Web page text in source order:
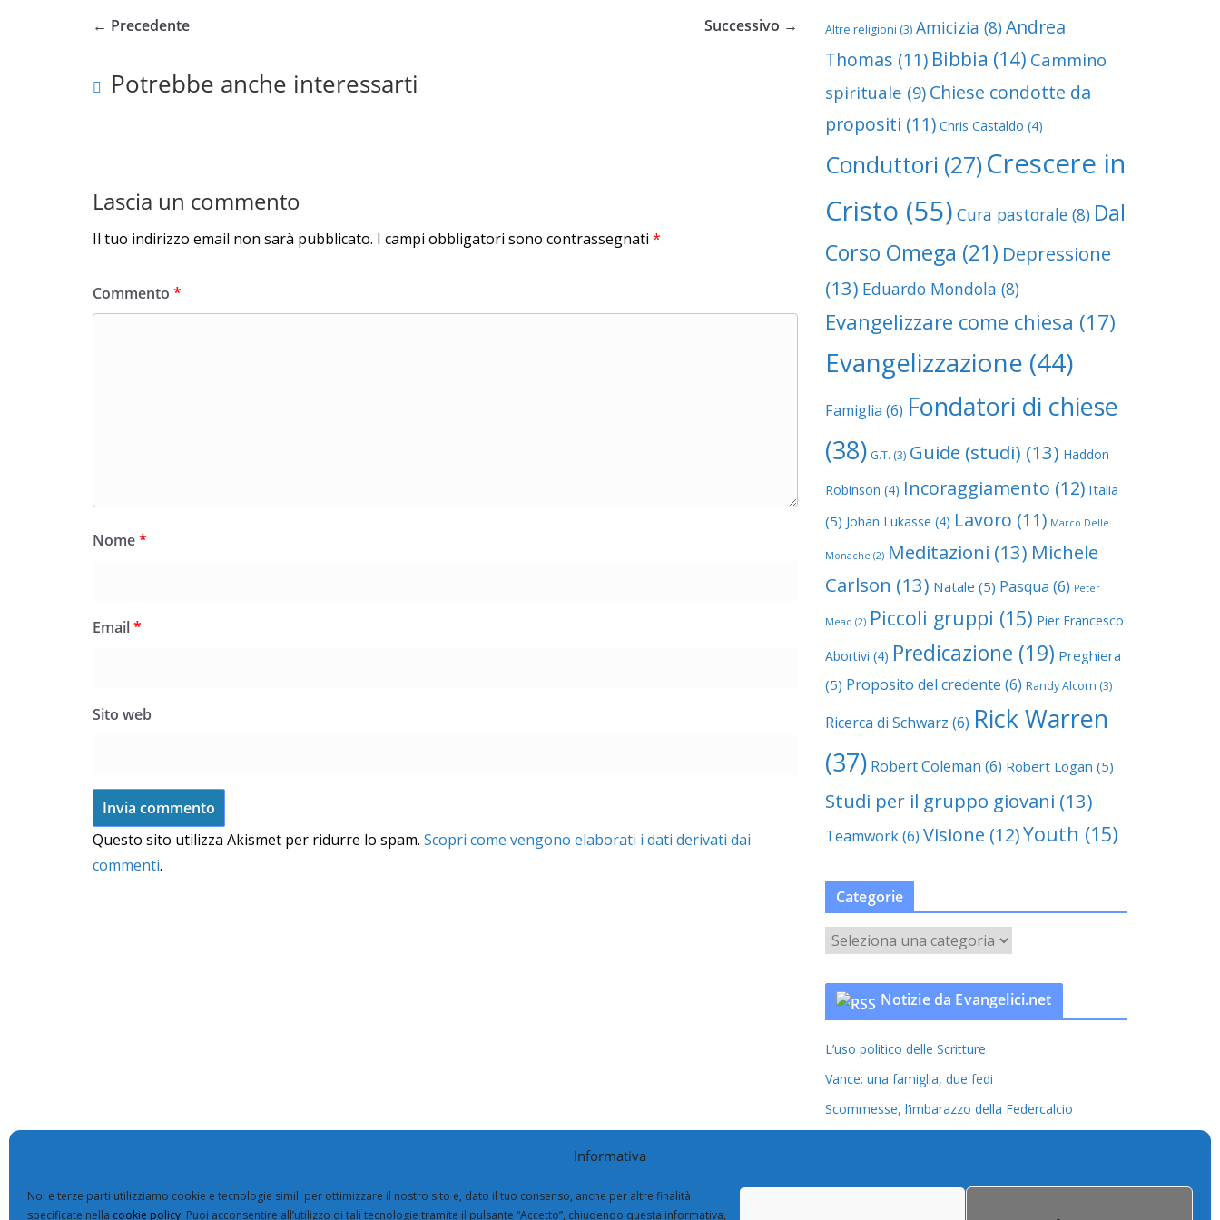
Informativa
Noi e terze parti utilizziamo cookie e tecnologie simili per ottimizzare il nostro sito e, dato il tuo consenso, anche per altre finalità
specificate nella cookie policy. Puoi acconsentire all’utilizzo di tali tecnologie tramite il pulsante “Accetto”, chiudendo questa informativa,
← Precedente Successivo →
Potrebbe anche interessarti
Lascia un commento
Il tuo indirizzo email non sarà pubblicato. I campi obbligatori sono contrassegnati *
Commento *
Nome*
Email*
Sito web
Questo sito utilizza Akismet per ridurre lo spam. Scopri come vengono elaborati i dati derivati dai
commenti.
Altre religioni (3) Amicizia (8)Andrea
Thomas (11) Bibbia (14) Cammino
spirituale (9) Chiese condotte da
propositi (11) Chris Castaldo (4)
Conduttori (27) Crescere in
Cristo (55) Cura pastorale (8) Dal
Corso Omega (21) Depressione
(13) Eduardo Mondola (8)
Evangelizzare come chiesa (17)
Evangelizzazione (44)
Famiglia (6) Fondatori di chiese
(38) G.T. (3) Guide (studi) (13) Haddon
Robinson (4) Incoraggiamento (12) Italia
(5) Johan Lukasse (4) Lavoro (11) Marco Delle
Monache (2) Meditazioni (13) Michele
Carlson (13) Natale (5) Pasqua (6) Peter
Mead (2) Piccoli gruppi (15) Pier Francesco
Abortivi (4) Predicazione (19) Preghiera
(5) Proposito del credente (6) Randy Alcorn (3)
Ricerca di Schwarz (6) Rick Warren
(37) Robert Coleman (6) Robert Logan (5)
Studi per il gruppo giovani (13)
Teamwork(6) Visione (12)Youth (15)
Categorie
a
t
o
r
e
Notizie da Evangelici.net
L’uso politico delle Scritture
Vance: una famiglia, due fedi
Scommesse, l’imbarazzo della Federcalcio